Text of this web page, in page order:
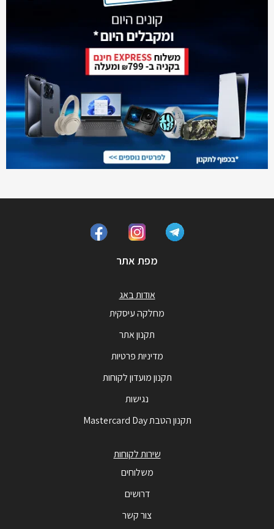
מפת אתר
אודות באג
מחלקה עיסקית
תקנון אתר
מדיניות פרטיות
תקנון מועדון לקוחות
נגישות
תקנון הטבת Mastercard Day
שירות לקוחות
משלוחים
דרושים
צור קשר